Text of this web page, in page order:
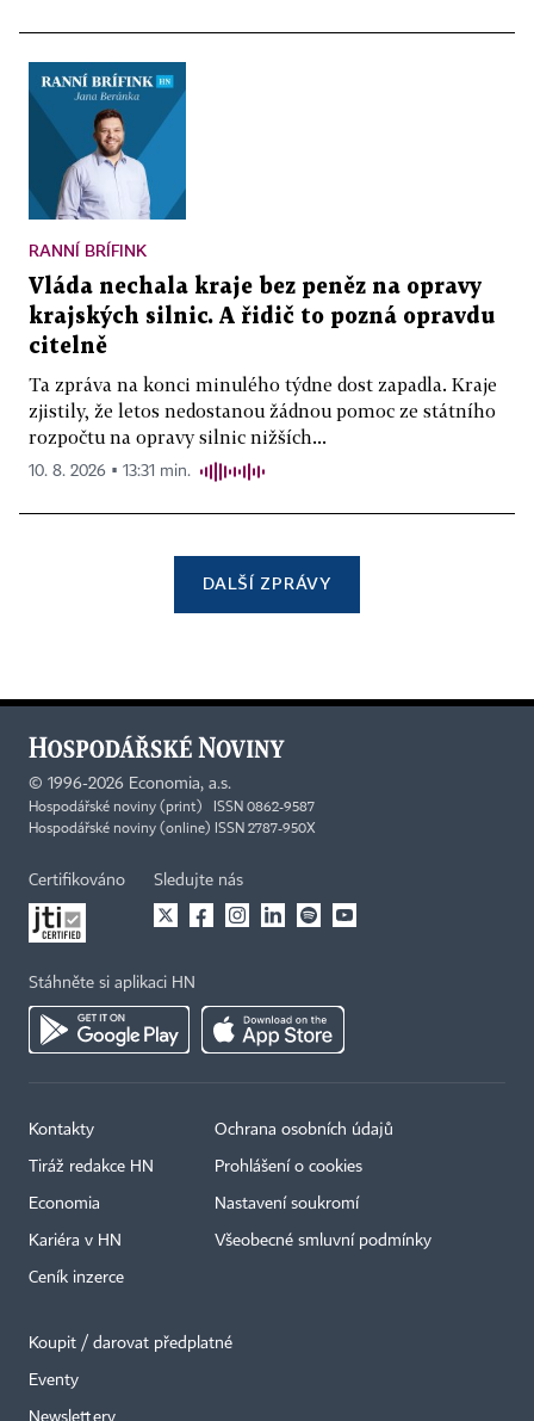
RANNÍ BRÍFINK
Vláda nechala kraje bez peněz na opravy
krajských silnic. A řidič to pozná opravdu
citelně
Ta zpráva na konci minulého týdne dost zapadla. Kraje
zjistily, že letos nedostanou žádnou pomoc ze státního
rozpočtu na opravy silnic nižších...
10. 8. 2026 ▪ 13:31 min.
DALŠÍ ZPRÁVY
© 1996-2026 Economia, a.s.
Hospodářské noviny (print) ISSN 0862-9587
Hospodářské noviny (online) ISSN 2787-950X
Certifikováno Sledujte nás
Stáhněte si aplikaci HN
Kontakty
Tiráž redakce HN
Economia
Kariéra v HN
Ceník inzerce
Ochrana osobních údajů
Prohlášení o cookies
Nastavení soukromí
Všeobecné smluvní podmínky
Koupit / darovat předplatné
Eventy
Newslettery